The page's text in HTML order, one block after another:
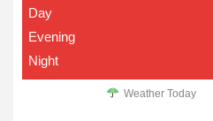
Day
Evening
Night
Weather Today